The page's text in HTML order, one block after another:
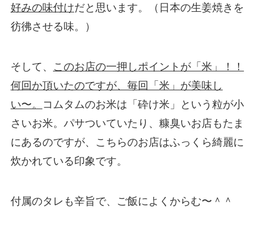
好みの味付けだと思います。（日本の生姜焼きを
彷彿させる味。）
そして、
このお店の一押しポイントが「米」！！
何回か頂いたのですが、毎回「米」が美味し
い〜。
コムタムのお米は「砕け米」という粒が小
さいお米。パサついていたり、糠臭いお店もたま
にあるのですが、こちらのお店はふっくら綺麗に
炊かれている印象です。
付属のタレも辛旨で、ご飯によくからむ〜＾＾